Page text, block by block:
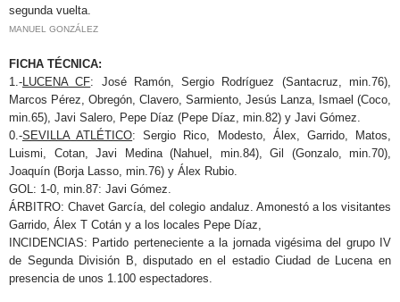
segunda vuelta.
MANUEL GONZÁLEZ
FICHA TÉCNICA:
1.- LUCENA CF: José Ramón, Sergio Rodríguez (Santacruz, min.76),
Marcos Pérez, Obregón, Clavero, Sarmiento, Jesús Lanza, Ismael (Coco,
min.65), Javi Salero, Pepe Díaz (Pepe Díaz, min.82) y Javi Gómez.
0.-SEVILLA ATLÉTICO: Sergio Rico, Modesto, Álex, Garrido, Matos,
Luismi, Cotan, Javi Medina (Nahuel, min.84), Gil (Gonzalo, min.70),
Joaquín (Borja Lasso, min.76) y Álex Rubio.
GOL: 1-0, min.87: Javi Gómez.
ÁRBITRO: Chavet García, del colegio andaluz. Amonestó a los visitantes
Garrido, Álex T Cotán y a los locales Pepe Díaz,
INCIDENCIAS: Partido perteneciente a la jornada vigésima del grupo IV
de Segunda División B, disputado en el estadio Ciudad de Lucena en
presencia de unos 1.100 espectadores.